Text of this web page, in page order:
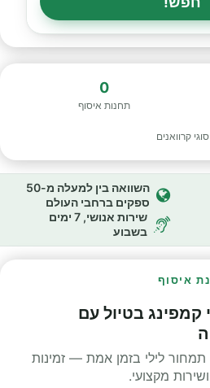
0
תחנות איסוף
סוגי קרוואנים
השוואה בין למעלה מ-50
ספקים ברחבי העולם
שירות אנושי, 7 ימים
בשבוע
איסוף
קמפינג בטיול עם
לילי בזמן אמת — זמינות
מקצועי.